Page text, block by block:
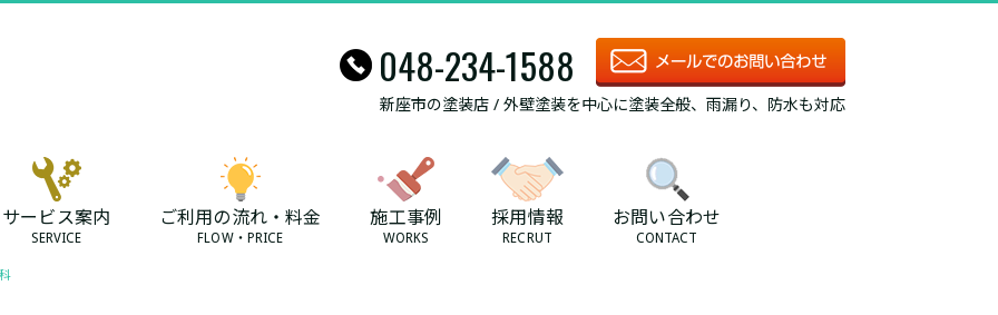
048-234-1588
新座市の塗装店 / 外壁塗装を中心に塗装全般、雨漏り、防水も対応
サービス案内
SERVICE
ご利用の流れ・料金
FLOW・PRICE
施工事例
WORKS
採用情報
RECRUT
お問い合わせ
CONTACT